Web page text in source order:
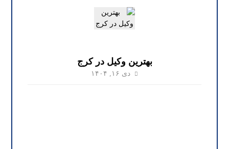
بهترین وکیل در کرج
دی ۱۶, ۱۴۰۴